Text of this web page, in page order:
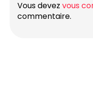
Vous devez vous
commentaire.